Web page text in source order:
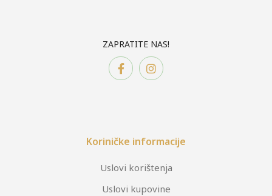
ZAPRATITE NAS!
Koriničke informacije
Uslovi korištenja
Uslovi kupovine